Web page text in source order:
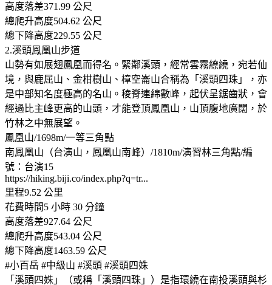
高度落差371.99 公尺
總爬升高度504.62 公尺
總下降高度229.55 公尺
2.溪頭鳳凰山步道
山勢有如展翅鳳凰而得名。緊鄰溪頭，經常雲霧繚繞，宛若仙
境，與鹿屈山、金柑樹山、樟空崙山合稱為「溪頭四珠」，亦
是中部知名度極高的名山。稜脊連綿數峰，起伏呈鋸齒狀，會
經過比主峰更高的山頭，才能登頂鳳凰山，山頂腹地廣闊，於
竹林之中無展望。
鳳凰山/1698m/一等三角點
南鳳凰山（台演山，鳳凰山南峰）/1810m/演習林三角點/編
號：台演15
https://hiking.biji.co/index.php?q=tr...
里程9.52 公里
花費時間5 小時 30 分鐘
高度落差927.64 公尺
總爬升高度543.04 公尺
總下降高度1463.59 公尺
#小百岳 #中級山 #溪頭 #溪頭四姝
「溪頭四姝」（或稱「溪頭四珠」）是指環繞在南投溪頭與杉